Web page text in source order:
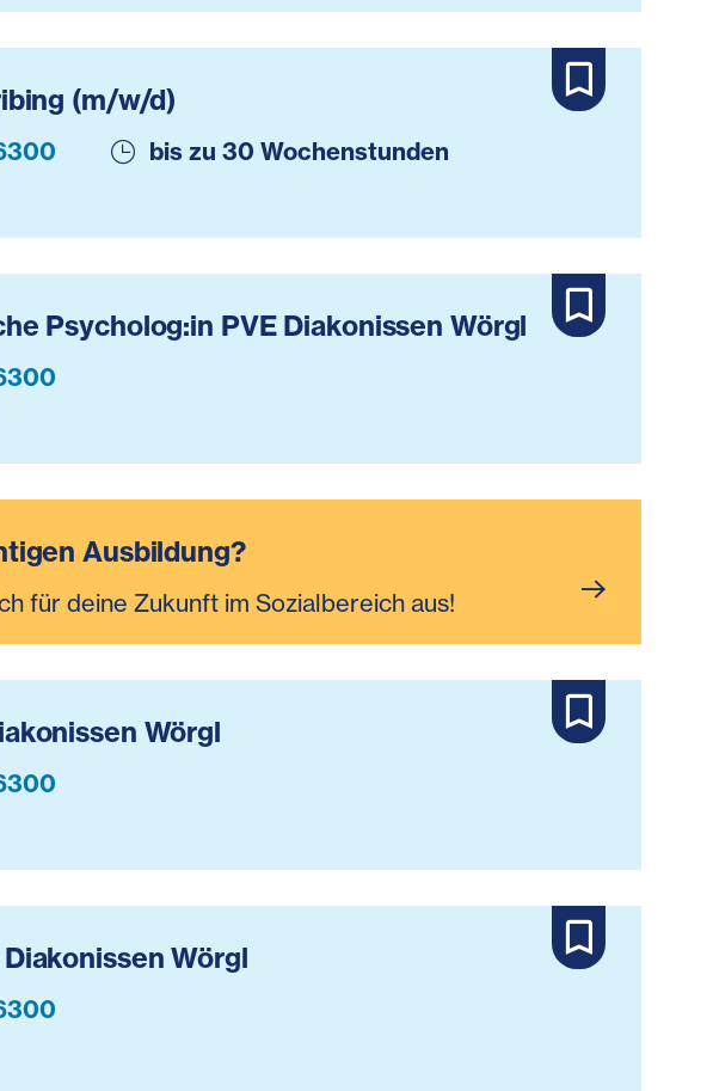
(m/w/d)
bis zu 30 Wochenstunden
Psycholog:in PVE Diakonissen Wörgl
Ausbildung?
für deine Zukunft im Sozialbereich aus!
Wörgl
Wörgl